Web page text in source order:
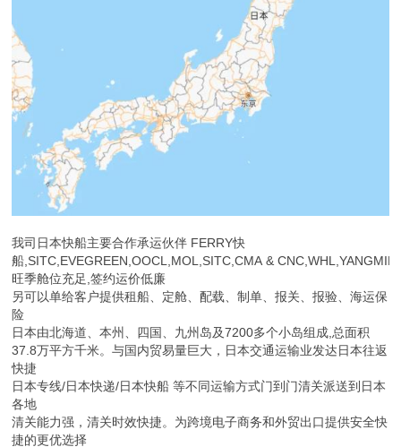
我司日本快船主要合作承运伙伴 FERRY快
船,SITC,EVEGREEN,OOCL,MOL,SITC,CMA &
旺季舱位充足,签约运价低廉
另可以单给客户提供租船、定舱、配载、制单、报关、报验、海运保
险
日本由北海道、本州、四国、九州岛及7200多个小岛组成,总面积
37.8万平方千米。与国内贸易量巨大，日本交通运输业发达日本往返
快捷
日本专线/日本快递/日本快船 等不同运输方式门到门清关派送到日本
各地
清关能力强，清关时效快捷。为跨境电子商务和外贸出口提供安全快
捷的更优选择
客服在线解答您的疑问；拆包合并，打包加固，货物拍照 等全部不
用另计费
m.elisom.b2b168.com
返回目录页